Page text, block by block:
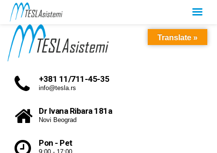
+381 11/711-45-35
info@tesla.rs
Dr Ivana Ribara 181a
Novi Beograd
Pon - Pet
Translate »